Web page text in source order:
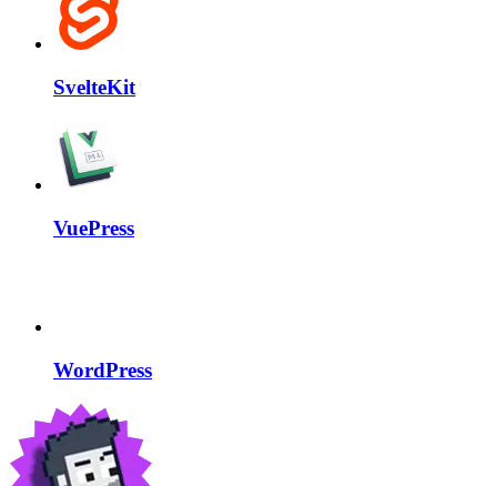
SvelteKit
VuePress
WordPress